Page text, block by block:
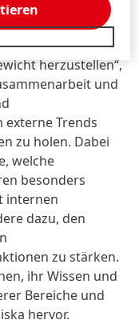
sowohl externe
an Bord. „Wir
herzustellen“,
und
externe Trends
zu holen. Dabei
welche
besonders
internen
dazu, den
zu stärken.
ihr Wissen und
Bereiche und
hervor.